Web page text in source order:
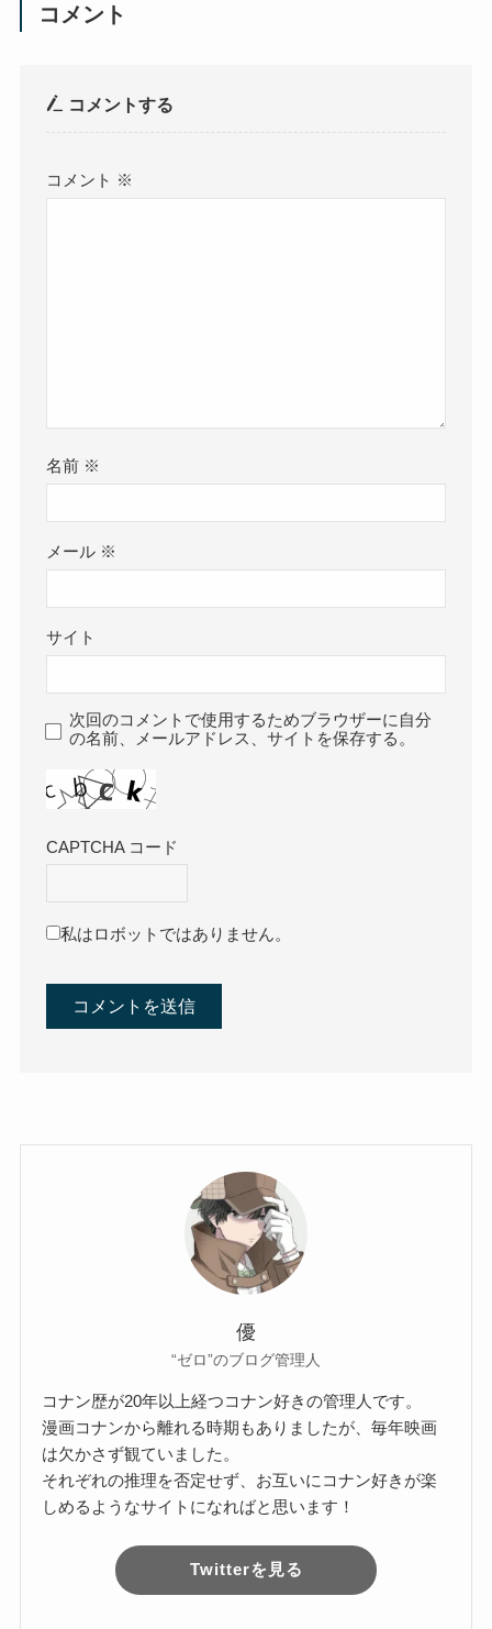
コメント
コメントする
コメント ※
名前 ※
メール ※
サイト
次回のコメントで使用するためブラウザーに自分
の名前、メールアドレス、サイトを保存する。
CAPTCHA コード
私はロボットではありません。
優
“ゼロ”のブログ管理人
コナン歴が20年以上経つコナン好きの管理人です。
漫画コナンから離れる時期もありましたが、毎年映画
は欠かさず観ていました。
それぞれの推理を否定せず、お互いにコナン好きが楽
しめるようなサイトになればと思います！
Twitterを見る